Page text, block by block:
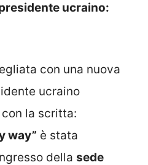
ucraino:
con una nuova
ucraino
con la scritta:
way” è stata
della sede